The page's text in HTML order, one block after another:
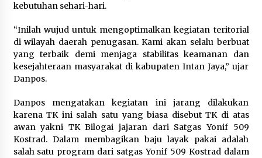
Kemenkum Malut Dorong
Perlindungan Hak Cipta Musik di Era
Digital, Sosialisasikan Pencatatan
Gratis dan Penguatan Royalti
Dikunjungi PWI, Wawan Fauzi: Peran
Media Bisa Berdampak Besar
hingga Fatal
6 Agustus 2026
kebutuhan sehari-hari.
“Inilah wujud untuk mengoptimalkan kegiatan teritorial
di wilayah daerah penugasan. Kami akan selalu berbuat
yang terbaik demi menjaga stabilitas keamanan dan
kesejahteraan masyarakat di kabupaten Intan Jaya,” ujar
Danpos.
Danpos mengatakan kegiatan ini jarang dilakukan
karena TK ini salah satu yang biasa disebut TK di atas
awan yakni TK Bilogai jajaran dari Satgas Yonif 509
Kostrad. Dalam membagikan baju layak pakai adalah
salah satu program dari satgas Yonif 509 Kostrad dalam